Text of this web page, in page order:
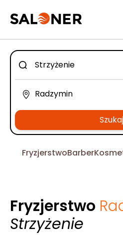
Szukaj
FryzjerstwoBarber
Fryzjerstwo
Strzyżenie